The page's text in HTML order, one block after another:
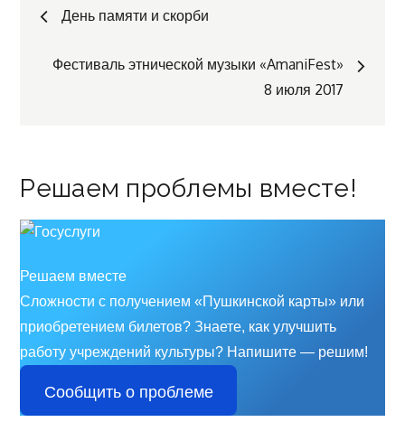
Навигация
по
День памяти и скорби
Фестиваль этнической музыки «AmaniFest»
8 июля 2017
Решаем проблемы вместе!
Решаем вместе
Сложности с получением «Пушкинской карты» или
приобретением билетов? Знаете, как улучшить
работу учреждений культуры? Напишите — решим!
Сообщить о проблеме